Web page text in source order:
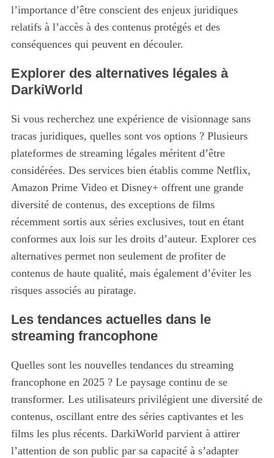
l’importance d’être conscient des enjeux juridiques
relatifs à l’accès à des contenus protégés et des
conséquences qui peuvent en découler.
Explorer des alternatives légales à
DarkiWorld
Si vous recherchez une expérience de visionnage sans
tracas juridiques, quelles sont vos options ? Plusieurs
plateformes de streaming légales méritent d’être
considérées. Des services bien établis comme Netflix,
Amazon Prime Video et Disney+ offrent une grande
diversité de contenus, des exceptions de films
récemment sortis aux séries exclusives, tout en étant
conformes aux lois sur les droits d’auteur. Explorer ces
alternatives permet non seulement de profiter de
contenus de haute qualité, mais également d’éviter les
risques associés au piratage.
Les tendances actuelles dans le
streaming francophone
Quelles sont les nouvelles tendances du streaming
francophone en 2025 ? Le paysage continu de se
transformer. Les utilisateurs privilégient une diversité de
contenus, oscillant entre des séries captivantes et les
films les plus récents. DarkiWorld parvient à attirer
l’attention de son public par sa capacité à s’adapter
a
r
c
r
: